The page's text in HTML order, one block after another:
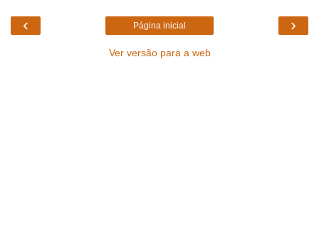
‹ ›
Página inicial
Ver versão para a web